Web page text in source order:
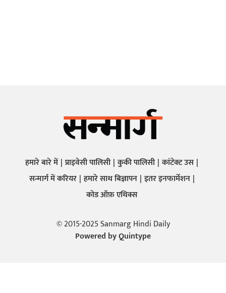
हमारे बारे में प्राइवेसी पालिसी कुकी पालिसी कांटेक्ट उस
सन्मार्ग में करियर हमारे साथ बिज्ञापन इतर इनफार्मेशन
कोड ऑफ़ एथिक्स
© 2015-2025 Sanmarg Hindi Daily
Powered byQuintype